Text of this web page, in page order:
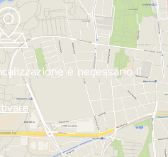
è necessario il